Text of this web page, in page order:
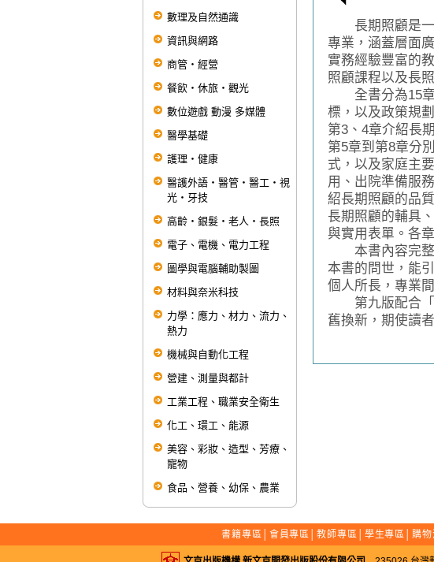
數理及自然通識
資訊與網路
商管‧經營
餐飲‧休旅‧觀光
數位遊戲 動漫 多媒體
醫學基礎
護理‧健康
醫護外語‧醫管‧醫工‧視
光‧牙技
高齡‧銀髮‧老人‧長照
電子、電機、電力工程
圖學與電腦輔助製圖
材料與奈米科技
力學：應力、材力、流力、
熱力
機械與自動化工程
營建、測量與都計
工業工程、職業安全衛生
化工、環工、能源
美容、彩妝、造型、芳療、
寵物
食品、營養、幼保、農業
長期照顧是一
專業，涵蓋層面
實務經驗豐富的
照顧課程以及長
全書分為15章
標，以及政策規
第3、4章介紹長
第5章到第8章分
式，以及家庭主
用、出院準備服
紹長期照顧的品
長期照顧的輔具
與實用表單。各
本書內容完整
本書的問世，能
個人所長，專業
第九版配合「
舊換新，期使讀
書籍專區 會員專區 │教師專區 學生專區 購物